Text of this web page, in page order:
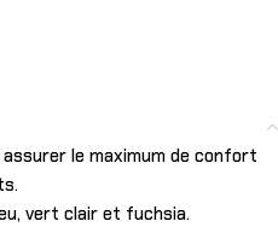
le maximum de confort
vert clair et fuchsia.